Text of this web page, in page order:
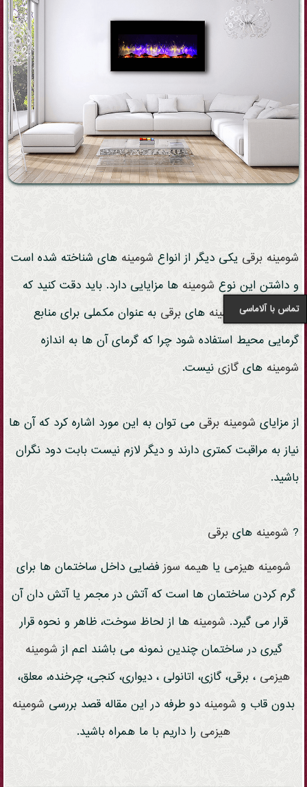
شومینه برقی یکی دیگر از انواع شومینه های شناخته شده است
و داشتن این نوع شومینه ها مزایایی دارد. باید دقت کنید که
بهتر است ازشومینه های برقی به عنوان مکملی برای منابع
گرمایی محیط استفاده شود چرا که گرمای آن ها به اندازه
شومینه های گازینیست.
از مزایای شومینه برقی می توان به این مورد اشاره کرد که آن ها
نیاز به مراقبت کمتری دارند و دیگر لازم نیست بابت دود نگران
باشید.
? شومینه های برقی
شومینه هیزمی یا هیمه سوزفضایی داخل ساختمان ها برای
گرم کردن ساختمان ها است که آتش در مجمر یا آتش دان آن
قرار می گیرد. شومینه ها از لحاظ سوخت، ظاهر و نحوه قرار
گیری در ساختمان چندین نمونه می باشند اعم از شومینه
هیزمی ، برقی، گازی، اتانولی ، دیواری، کنجی، چرخنده، معلق،
بدون قاب و شومینه دو طرفه در این مقاله قصد بررسی شومینه
هیزمی را داریم با ما همراه باشید.
تماس با آلاماسی